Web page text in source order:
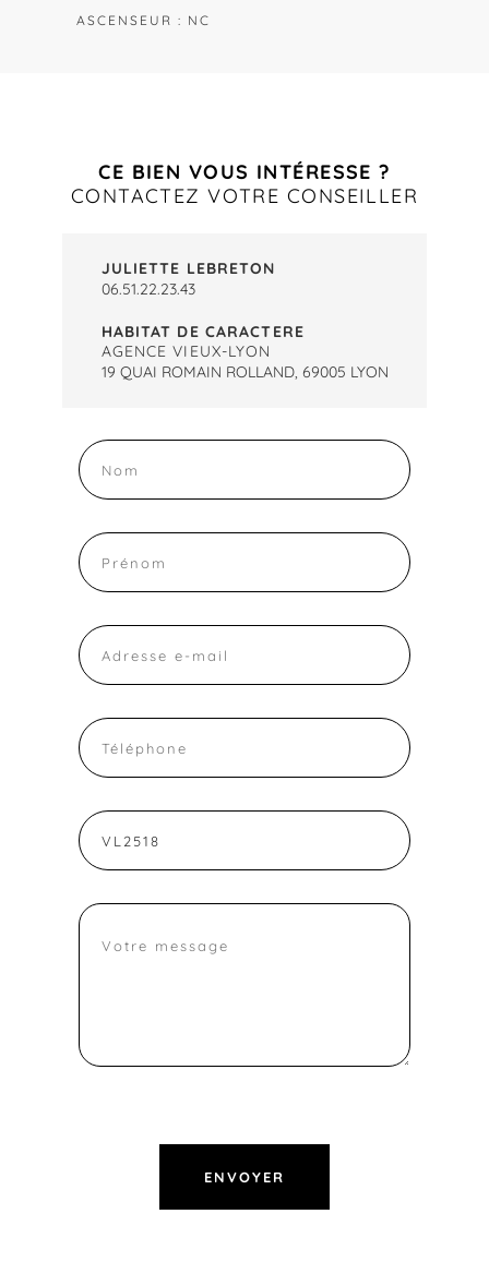
ASCENSEUR : NC
CE BIEN VOUS INTÉRESSE ?
CONTACTEZ VOTRE CONSEILLER
JULIETTE LEBRETON
06.51.22.23.43
HABITAT DE CARACTERE
AGENCE VIEUX-LYON
19 QUAI ROMAIN ROLLAND, 69005 LYON